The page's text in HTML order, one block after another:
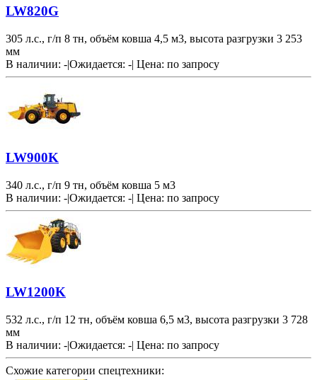
LW820G
305 л.с., г/п 8 тн, объём ковша 4,5 м3, высота разгрузки 3 253
мм
В наличии: -|Ожидается: -| Цена: по запросу
LW900K
340 л.с., г/п 9 тн, объём ковша 5 м3
В наличии: -|Ожидается: -| Цена: по запросу
LW1200K
532 л.с., г/п 12 тн, объём ковша 6,5 м3, высота разгрузки 3 728
мм
В наличии: -|Ожидается: -| Цена: по запросу
Схожие категории спецтехники: